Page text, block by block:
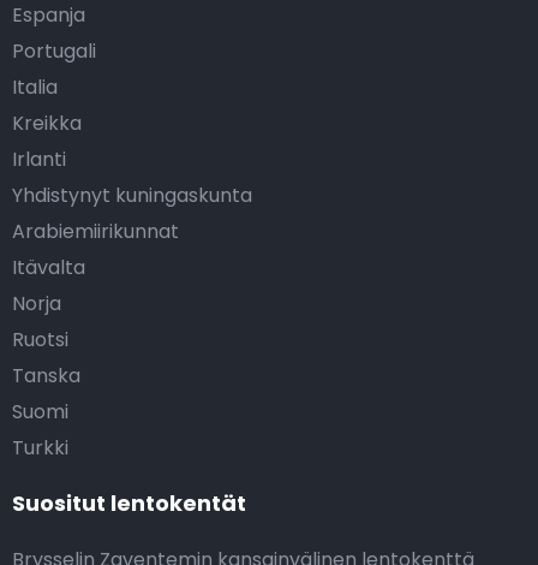
Espanja
Portugali
Italia
Kreikka
Irlanti
Yhdistynyt kuningaskunta
Arabiemiirikunnat
Itävalta
Norja
Ruotsi
Tanska
Suomi
Turkki
Suositut lentokentät